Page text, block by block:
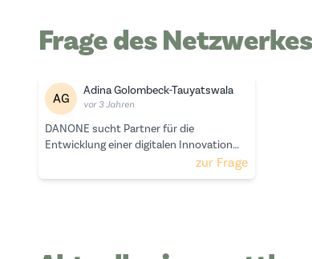
Frage des
AG Adina Golombeck-Tauyatswala
vor 3 Jahren
DANONE sucht Partner für die
Entwicklung einer digitalen Innovation
zur Frage